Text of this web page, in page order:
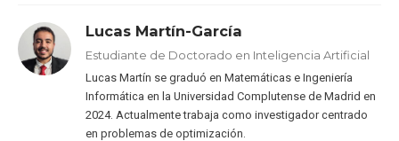
Lucas Martín-García
Estudiante de Doctorado en Inteligencia Artificial
Lucas Martín se graduó en Matemáticas e Ingeniería
Informática en la Universidad Complutense de Madrid en
2024. Actualmente trabaja como investigador centrado
en problemas de optimización.